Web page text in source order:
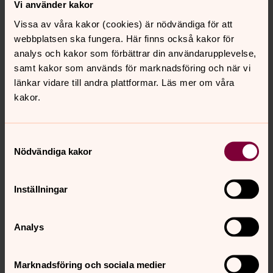
Vi använder kakor
Vissa av våra kakor (cookies) är nödvändiga för att
webbplatsen ska fungera. Här finns också kakor för
analys och kakor som förbättrar din användarupplevelse,
samt kakor som används för marknadsföring och när vi
länkar vidare till andra plattformar. Läs mer om våra
kakor.
Nödvändiga kakor
Inställningar
Analys
Marknadsföring och sociala medier
situation, boendesituation, ev. hälsotillstånd och ev.
missbruksproblem.
Hur länge behandlar vi personuppgifterna?
Bokningen raderas efter att samtalet har ägt rum.
fondansökan raderas när ärendet är sluthanterat hos
åtta år med anledning av bokföringslagen.
Vilka rättigheter har du?
personuppgifter om inte annat nämns ovan. För